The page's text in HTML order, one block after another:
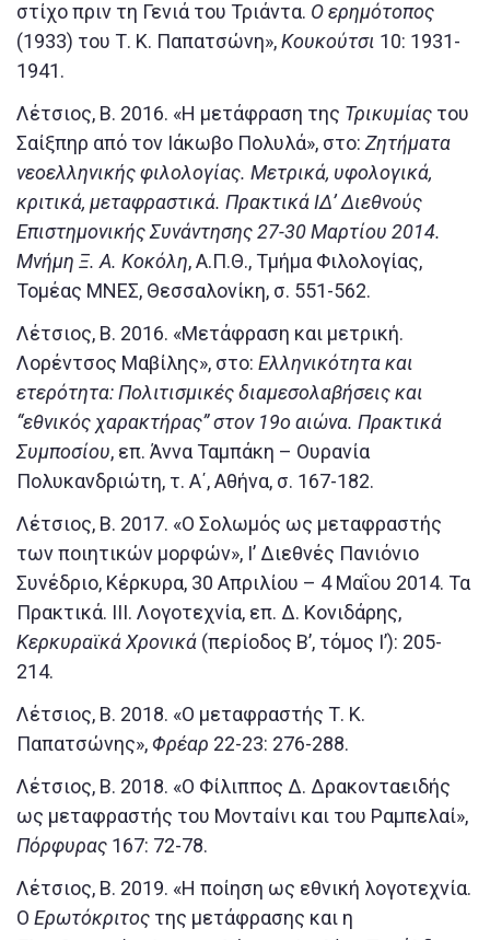
στίχο πριν τη Γενιά του Τριάντα. Ο ερημότοπος
(1933) του Τ. Κ. Παπατσώνη»,Κουκούτσι 10: 1931-
1941.
Λέτσιος, Β. 2016. «Η μετάφραση της Τρικυμίας του
Σαίξπηρ από τον Ιάκωβο Πολυλά», στο: Ζητήματα
νεοελληνικής φιλολογίας. Μετρικά, υφολογικά,
κριτικά, μεταφραστικά. Πρακτικά ΙΔ’ Διεθνούς
Επιστημονικής Συνάντησης 27-30 Μαρτίου 2014.
Μνήμη Ξ. Α. Κοκόλη, Α.Π.Θ., Τμήμα Φιλολογίας,
Τομέας ΜΝΕΣ, Θεσσαλονίκη, σ. 551-562.
Λέτσιος, Β. 2016. «Μετάφραση και μετρική.
Λορέντσος Μαβίλης», στο: Ελληνικότητα και
ετερότητα: Πολιτισμικές διαμεσολαβήσεις και
“εθνικός χαρακτήρας” στον 19ο αιώνα. Πρακτικά
Συμποσίου, επ. Άννα Ταμπάκη – Ουρανία
Πολυκανδριώτη, τ. A΄, Αθήνα, σ. 167-182.
Λέτσιος, Β. 2017. «Ο Σολωμός ως μεταφραστής
των ποιητικών μορφών», Ι’ Διεθνές Πανιόνιο
Συνέδριο, Κέρκυρα, 30 Απριλίου – 4 Μαΐου 2014. Τα
Πρακτικά. ΙΙΙ. Λογοτεχνία, επ. Δ. Κονιδάρης,
Κερκυραϊκά Χρονικά (περίοδος Β’, τόμος Ι’): 205-
214.
Λέτσιος, Β. 2018. «Ο μεταφραστής Τ. Κ.
Παπατσώνης»,Φρέαρ 22-23: 276-288.
Λέτσιος, Β. 2018. «Ο Φίλιππος Δ. Δρακονταειδής
ως μεταφραστής του Μονταίνι και του Ραμπελαί»,
Πόρφυρας 167: 72-78.
Λέτσιος, Β. 2019. «Η ποίηση ως εθνική λογοτεχνία.
Ο Ερωτόκριτος της μετάφρασης και η